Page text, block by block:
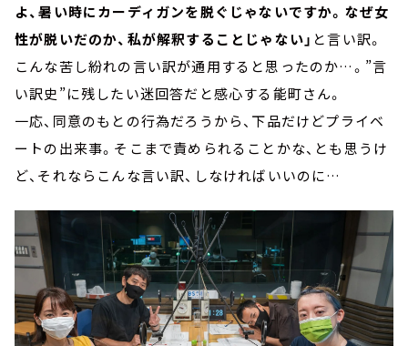
よ、暑い時にカーディガンを脱ぐじゃないですか。なぜ女
性が脱いだのか、私が解釈することじゃない」 と言い訳。
こんな苦し紛れの言い訳が通用すると思ったのか…。”言
い訳史”に残したい迷回答だと感心する能町さん。
一応、同意のもとの行為だろうから、下品だけどプライベ
ートの出来事。そこまで責められることかな、とも思うけ
ど、それならこんな言い訳、しなければいいのに…